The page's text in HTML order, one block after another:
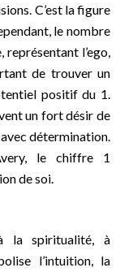
C’est la figure
le nombre
l’ego,
de trouver un
positif du 1.
un fort désir de
détermination.
le chiffre 1
de soi.
la spiritualité, à
l’intuition, la